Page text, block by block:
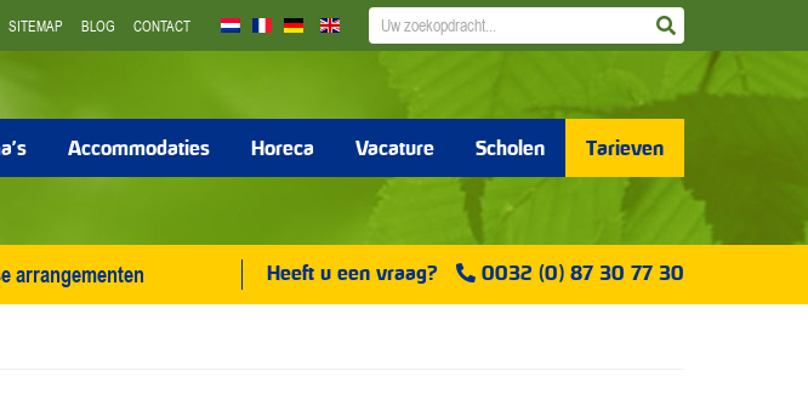
SITEMAP BLOG CONTACT
ZOEK
NAAR:
ZOEKEN
Accommodaties Horeca Vacature Scholen Tarieven
arrangementen Heeft u een vraag? 0032 (0) 87 30 77 30